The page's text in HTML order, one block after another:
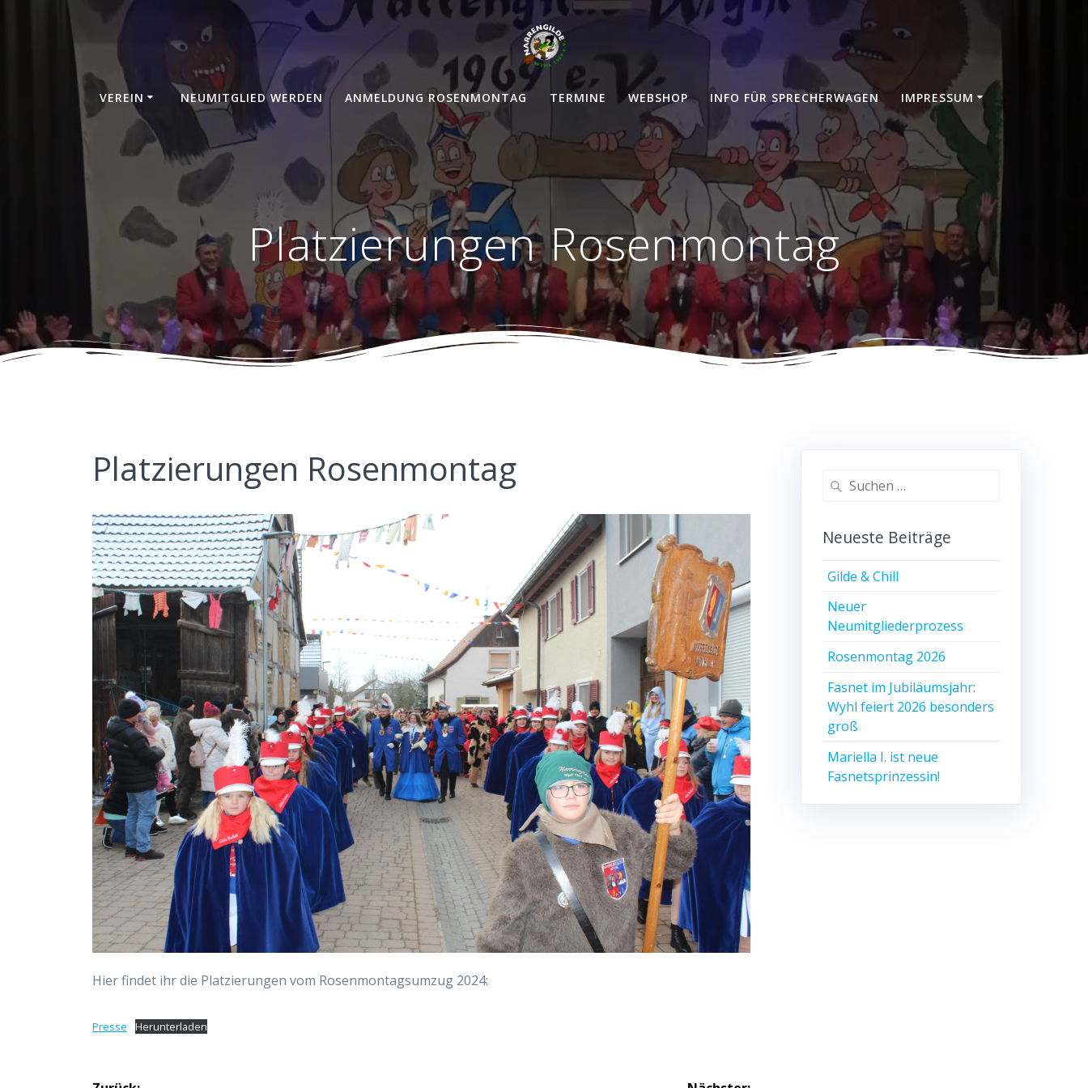
VEREIN NEUMITGLIED WERDEN ANMELDUNG ROSENMONTAG TERMINE WEBSHOP INFO FÜR SPRECHERWAGEN IMPRESSUM
Platzierungen Rosenmontag
Platzierungen Rosenmontag
Hier findet ihr die Platzierungen vom Rosenmontagsumzug 2024:
Presse Herunterladen
Suchen
Neueste Beiträge
Gilde & Chill
Neuer
Neumitgliederprozess
Rosenmontag 2026
Fasnet im Jubiläumsjahr:
Wyhl feiert 2026 besonders
groß
Mariella I. ist neue
Fasnetsprinzessin!